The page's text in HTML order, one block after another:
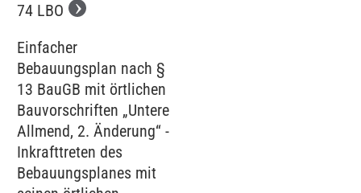
74 LBO
Einfacher
Bebauungsplan nach §
13 BauGB mit örtlichen
Bauvorschriften „Untere
Allmend, 2. Änderung“ -
Inkrafttreten des
Bebauungsplanes mit